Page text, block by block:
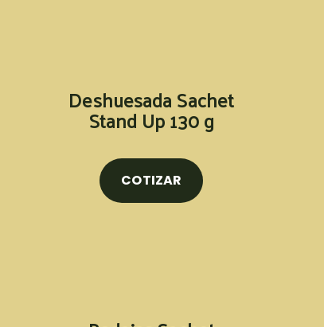
Deshuesada Sachet
Stand Up 130 g
COTIZAR